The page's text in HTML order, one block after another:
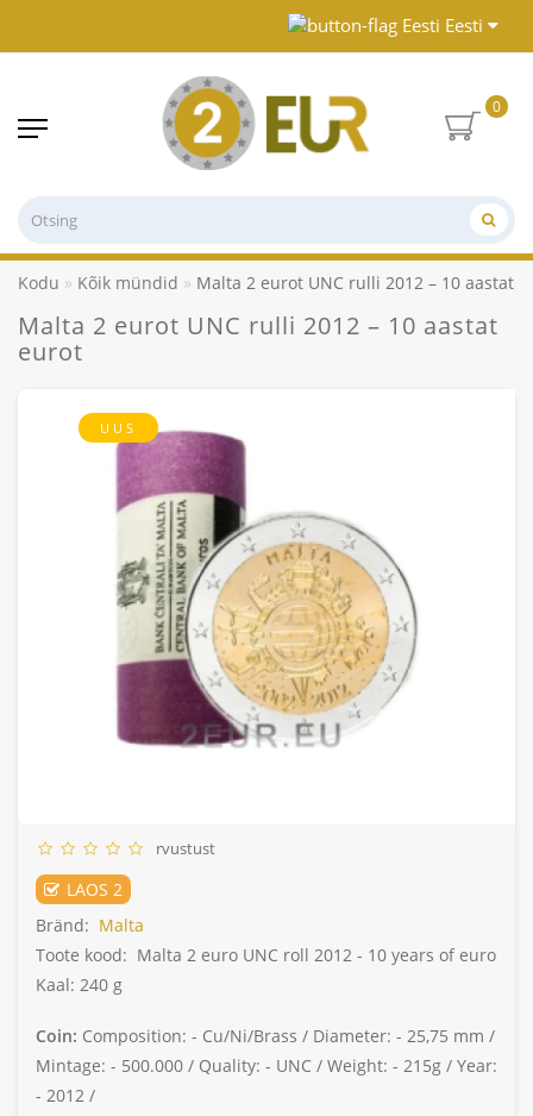
Eesti
0
Kodu Kõik mündid Malta 2 eurot UNC rulli 2012 – 10 aastat
Malta 2 eurot UNC rulli 2012 – 10 aastat
eurot
UUS
rvustust
LAOS 2
Bränd: Malta
Toote kood: Malta 2 euro UNC roll 2012 - 10 years of euro
Kaal: 240 g
Coin: Composition: - Cu/Ni/Brass / Diameter: - 25,75 mm /
Mintage: - 500.000 / Quality: - UNC / Weight: - 215g / Year:
- 2012 /